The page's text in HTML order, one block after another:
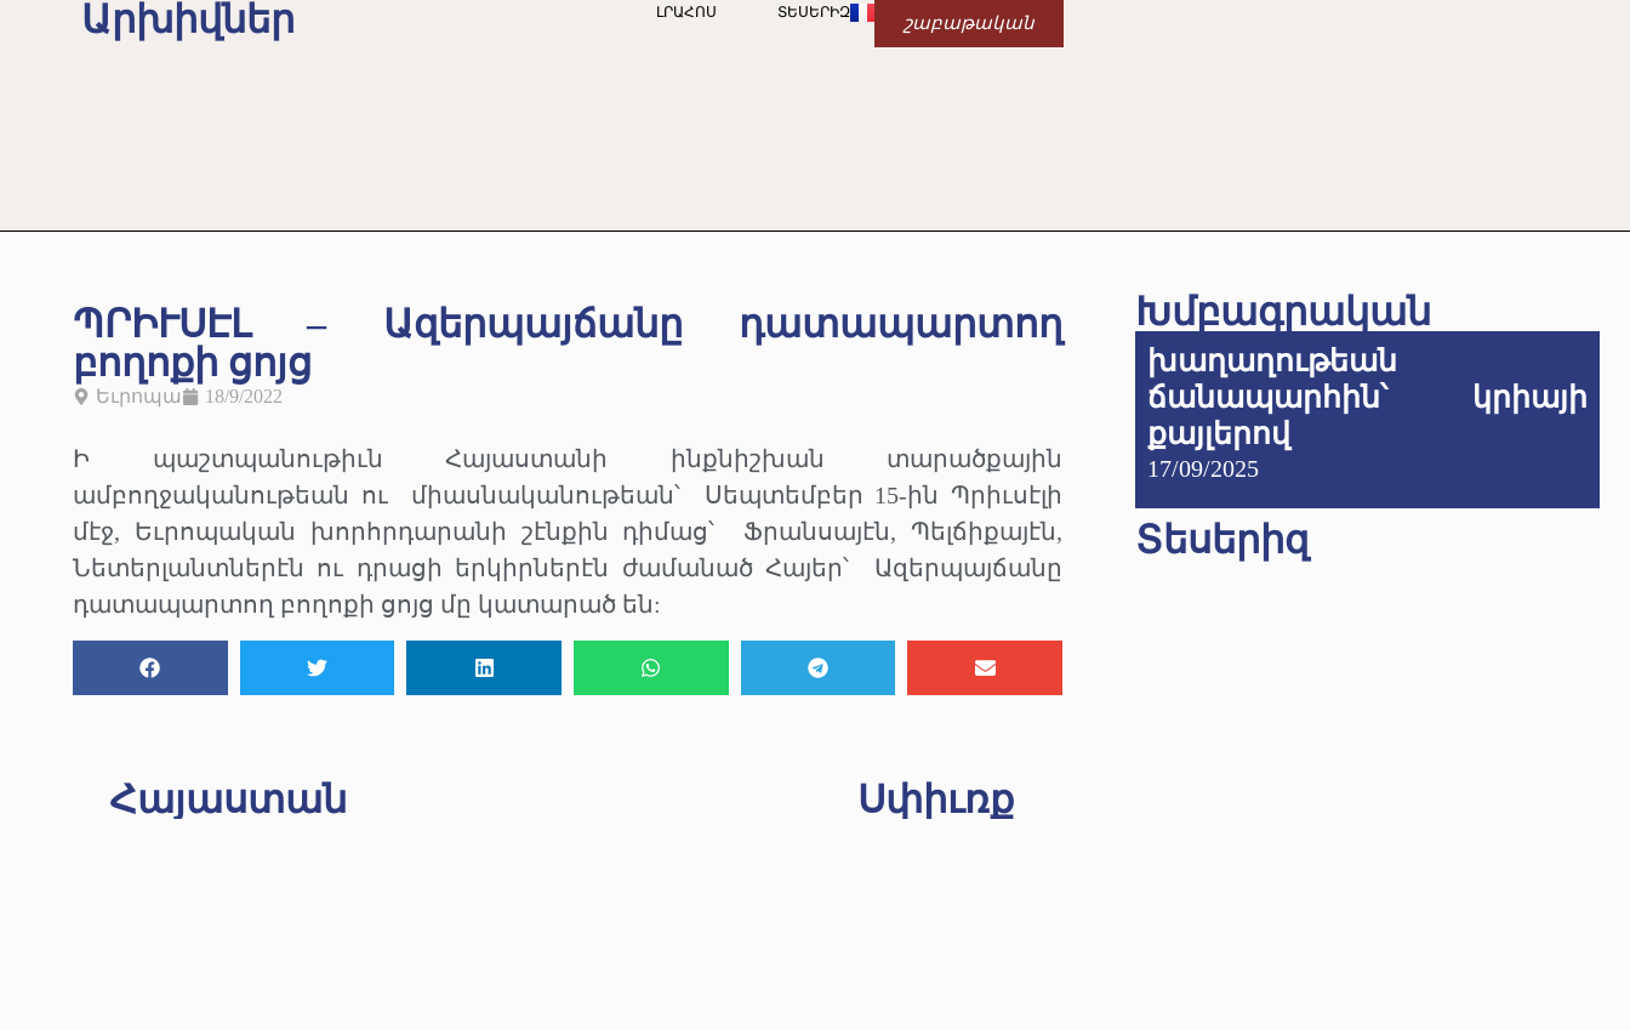
Արխիվներ ԼՐԱՀՈՍ ՏԵՍԵՐԻԶ
շաբաթական
ՊՐԻՒՍԷԼ – Ազերպայճանը դատապարտող
բողոքի ցոյց
Եւրոպա 18/9/2022
Ի պաշտպանութիւն Հայաստանի ինքնիշխան տարածքային
ամբողջականութեան ու
միասնականութեան՝
Սեպտեմբեր 15-ին Պրիւսէլի
մէջ, Եւրոպական խորհրդարանի շէնքին դիմաց՝
Ֆրանսայէն, Պելճիքայէն,
Նետերլանտներէն ու դրացի երկիրներէն ժամանած Հայեր՝
Ազերպայճանը
դատապարտող բողոքի ցոյց մը կատարած են:
Խմբագրական
խաղաղութեան
ճանապարհին՝ կրիայի
քայլերով
17/09/2025
Տեսերիզ
Հայաստան Սփիւռք